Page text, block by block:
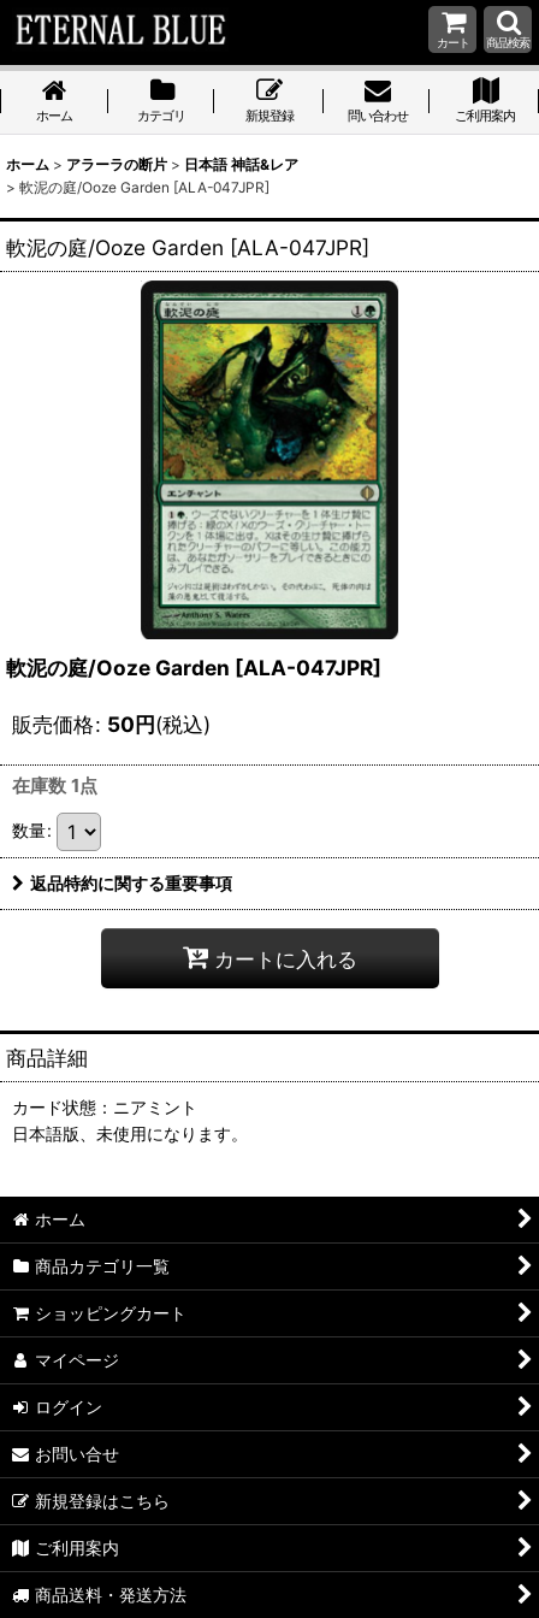
カート 商品検索
ホーム カテゴリ 新規登録 問い合わせ ご利用案内
ホーム > アラーラの断片 > 日本語 神話&レア
> 軟泥の庭/Ooze Garden [ALA-047JPR]
軟泥の庭/Ooze Garden [ALA-047JPR]
軟泥の庭/Ooze Garden [ALA-047JPR]
販売価格: 50円(税込)
在庫数 1点
数量:
返品特約に関する重要事項
カートに入れる
商品詳細
カード状態：ニアミント
日本語版、未使用になります。
ホーム
商品カテゴリ一覧
ショッピングカート
マイページ
ログイン
お問い合せ
新規登録はこちら
ご利用案内
商品送料・発送方法